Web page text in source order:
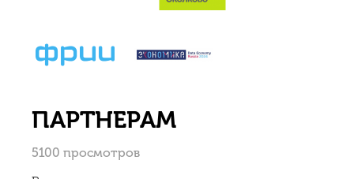
ПАРТНЕРАМ
5100 просмотров